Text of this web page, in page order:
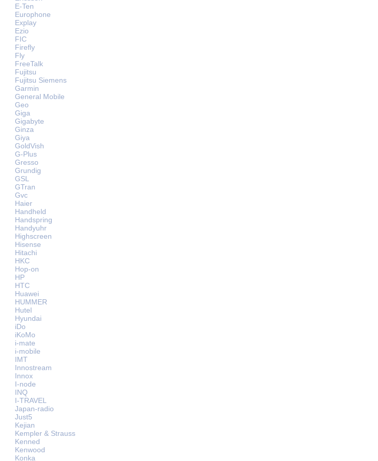
E-Ten
Europhone
Explay
Ezio
FIC
Firefly
Fly
FreeTalk
Fujitsu
Fujitsu Siemens
Garmin
General Mobile
Geo
Giga
Gigabyte
Ginza
Giya
GoldVish
G-Plus
Gresso
Grundig
GSL
GTran
Gvc
Haier
Handheld
Handspring
Handyuhr
Highscreen
Hisense
Hitachi
HKC
Hop-on
HP
HTC
Huawei
HUMMER
Hutel
Hyundai
iDo
iKoMo
i-mate
i-mobile
IMT
Innostream
Innox
I-node
INQ
I-TRAVEL
Japan-radio
Just5
Kejian
Kempler & Strauss
Kenned
Kenwood
Konka